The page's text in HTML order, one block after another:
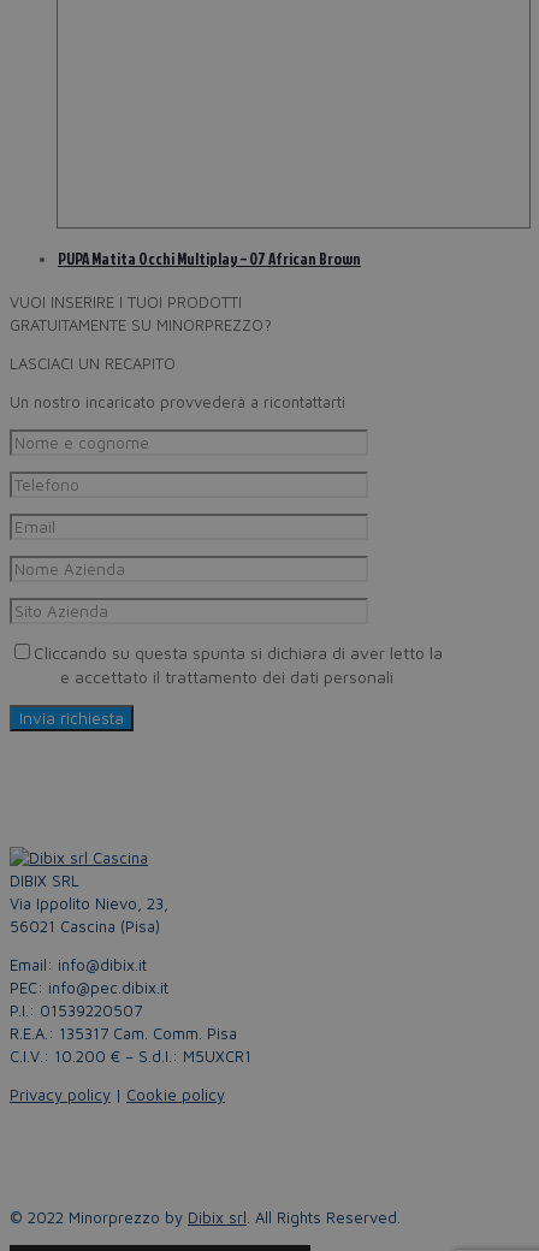
PUPA Matita Occhi Multiplay – 07 African Brown
VUOI INSERIRE I TUOI PRODOTTI
GRATUITAMENTE SU MINORPREZZO?
LASCIACI UN RECAPITO
Un nostro incaricato provvederà a ricontattarti
Cliccando su questa spunta si dichiara di aver letto la
e accettato il trattamento dei dati personali
DIBIX SRL
Via Ippolito Nievo, 23,
56021 Cascina (Pisa)
Email: info@dibix.it
PEC: info@pec.dibix.it
P.I.: 01539220507
R.E.A.: 135317 Cam. Comm. Pisa
C.I.V.: 10.200 € – S.d.I.: M5UXCR1
Privacy policy | Cookie policy
© 2022 Minorprezzo by Dibix srl. All Rights Reserved.